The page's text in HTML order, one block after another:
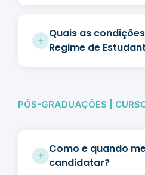
Quais as
Regime de
PÓS-GRADUAÇÕES |
Como e quando
candidatar?